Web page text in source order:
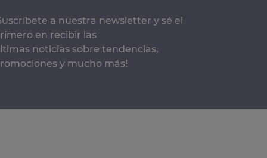
a nuestra newsletter y sé el
en recibir las
noticias sobre tendencias,
y mucho más!